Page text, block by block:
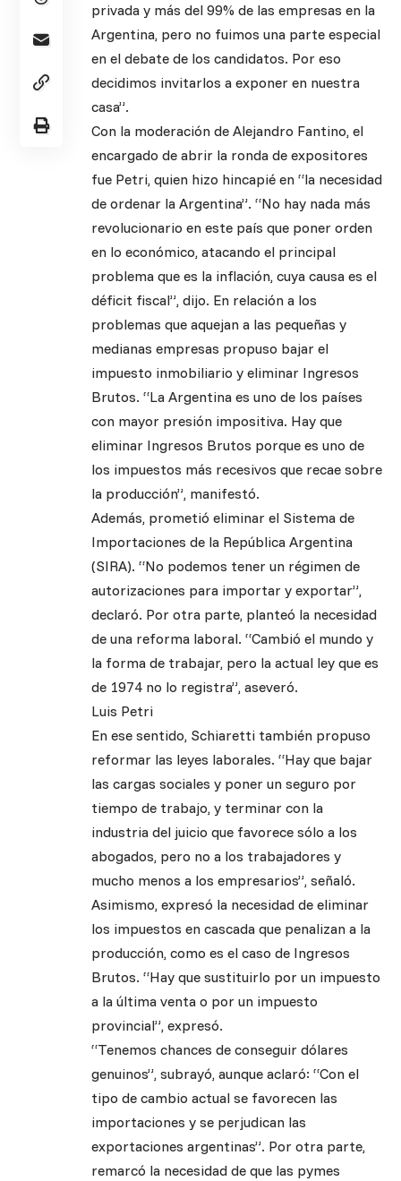
privada y más del 99% de las empresas en la
Argentina, pero no fuimos una parte especial
en el debate de los candidatos. Por eso
decidimos invitarlos a exponer en nuestra
casa”.
Con la moderación de Alejandro Fantino, el
encargado de abrir la ronda de expositores
fue Petri, quien hizo hincapié en “la necesidad
de ordenar la Argentina”. “No hay nada más
revolucionario en este país que poner orden
en lo económico, atacando el principal
problema que es la inflación, cuya causa es el
déficit fiscal”, dijo. En relación a los
problemas que aquejan a las pequeñas y
medianas empresas propuso bajar el
impuesto inmobiliario y eliminar Ingresos
Brutos. “La Argentina es uno de los países
con mayor presión impositiva. Hay que
eliminar Ingresos Brutos porque es uno de
los impuestos más recesivos que recae sobre
la producción”, manifestó.
Además, prometió eliminar el Sistema de
Importaciones de la República Argentina
(SIRA). “No podemos tener un régimen de
autorizaciones para importar y exportar”,
declaró. Por otra parte, planteó la necesidad
de una reforma laboral. “Cambió el mundo y
la forma de trabajar, pero la actual ley que es
de 1974 no lo registra”, aseveró.
Luis Petri
En ese sentido, Schiaretti también propuso
reformar las leyes laborales. “Hay que bajar
las cargas sociales y poner un seguro por
tiempo de trabajo, y terminar con la
industria del juicio que favorece sólo a los
abogados, pero no a los trabajadores y
mucho menos a los empresarios”, señaló.
Asimismo, expresó la necesidad de eliminar
los impuestos en cascada que penalizan a la
producción, como es el caso de Ingresos
Brutos. “Hay que sustituirlo por un impuesto
a la última venta o por un impuesto
provincial”, expresó.
“Tenemos chances de conseguir dólares
genuinos”, subrayó, aunque aclaró: “Con el
tipo de cambio actual se favorecen las
importaciones y se perjudican las
exportaciones argentinas”. Por otra parte,
remarcó la necesidad de que las pymes